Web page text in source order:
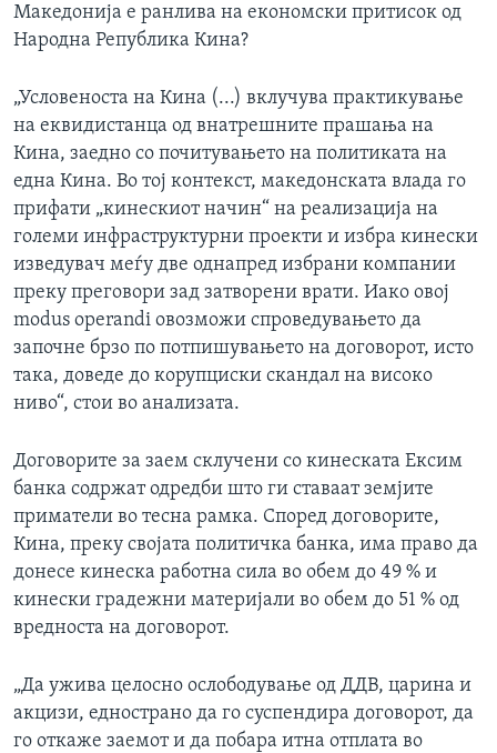
Македонија е ранлива на економски притисок од
Народна Република Кина?
„Условeноста на Кина (...) вклучува практикување
на еквидистанца од внатрешните прашања на
Кина, заедно со почитувањето на политиката на
една Кина. Во тој контекст, македонската влада го
прифати „кинескиот начин“ на реализација на
големи инфраструктурни проекти и избра кинески
изведувач меѓу две однапред избрани компании
преку преговори зад затворени врати. Иако овој
modus operandi овозможи спроведувањето да
започне брзо по потпишувањето на договорот, исто
така, доведе до корупциски скандал на високо
ниво“, стои во анализата.
Договорите за заем склучени со кинеската Ексим
банка содржат одредби што ги ставаат земјите
приматели во тесна рамка. Според договорите,
Кина, преку својата политичка банка, има право да
донесе кинеска работна сила во обем до 49 % и
кинески градежни материјали во обем до 51 % од
вредноста на договорот.
„Да ужива целосно ослободување од ДДВ, царина и
акцизи, еднострано да го суспендира договорот, да
го откаже заемот и да побара итна отплата во